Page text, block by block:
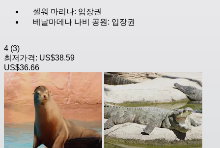
셀워 마리나: 입장권
베날마데나 나비 공원: 입장권
4 (3)
최저가격: US$38.59
US$36.66